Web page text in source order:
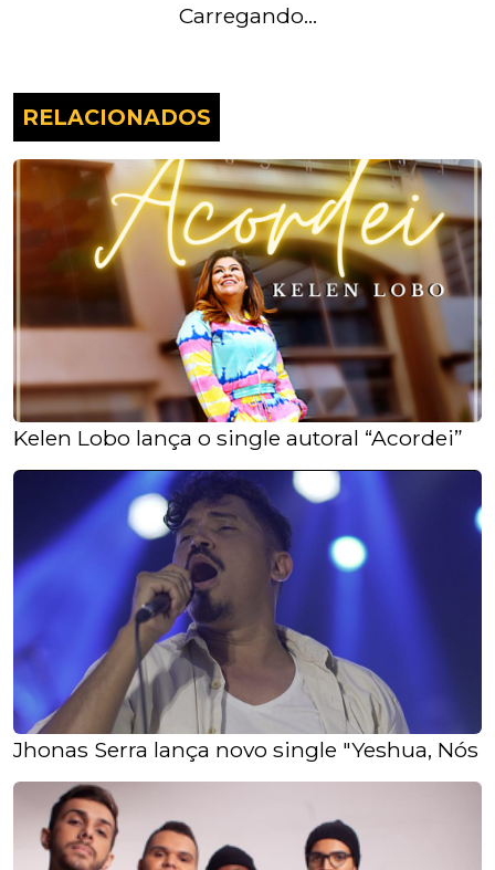
Carregando...
RELACIONADOS
Kelen Lobo lança o single autoral “Acordei”
Jhonas Serra lança novo single "Yeshua, Nós